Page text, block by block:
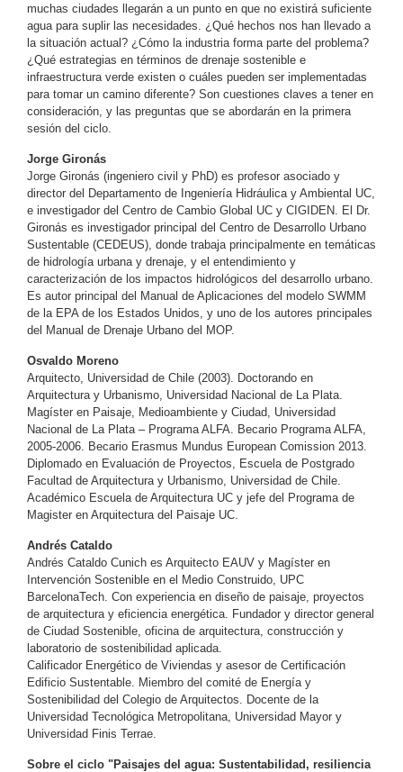
muchas ciudades llegarán a un punto en que no existirá suficiente
agua para suplir las necesidades. ¿Qué hechos nos han llevado a
la situación actual? ¿Cómo la industria forma parte del problema?
¿Qué estrategias en términos de drenaje sostenible e
infraestructura verde existen o cuáles pueden ser implementadas
para tomar un camino diferente? Son cuestiones claves a tener en
consideración, y las preguntas que se abordarán en la primera
sesión del ciclo.
Jorge Gironás
Jorge Gironás (ingeniero civil y PhD) es profesor asociado y
director del Departamento de Ingeniería Hidráulica y Ambiental UC,
e investigador del Centro de Cambio Global UC y CIGIDEN. El Dr.
Gironás es investigador principal del Centro de Desarrollo Urbano
Sustentable (CEDEUS), donde trabaja principalmente en temáticas
de hidrología urbana y drenaje, y el entendimiento y
caracterización de los impactos hidrológicos del desarrollo urbano.
Es autor principal del Manual de Aplicaciones del modelo SWMM
de la EPA de los Estados Unidos, y uno de los autores principales
del Manual de Drenaje Urbano del MOP.
Osvaldo Moreno
Arquitecto, Universidad de Chile (2003). Doctorando en
Arquitectura y Urbanismo, Universidad Nacional de La Plata.
Magíster en Paisaje, Medioambiente y Ciudad, Universidad
Nacional de La Plata – Programa ALFA. Becario Programa ALFA,
2005-2006. Becario Erasmus Mundus European Comission 2013.
Diplomado en Evaluación de Proyectos, Escuela de Postgrado
Facultad de Arquitectura y Urbanismo, Universidad de Chile.
Académico Escuela de Arquitectura UC y jefe del Programa de
Magister en Arquitectura del Paisaje UC.
Andrés Cataldo
Andrés Cataldo Cunich es Arquitecto EAUV y Magíster en
Intervención Sostenible en el Medio Construido, UPC
BarcelonaTech. Con experiencia en diseño de paisaje, proyectos
de arquitectura y eficiencia energética. Fundador y director general
de Ciudad Sostenible, oficina de arquitectura, construcción y
laboratorio de sostenibilidad aplicada.
Calificador Energético de Viviendas y asesor de Certificación
Edificio Sustentable. Miembro del comité de Energía y
Sostenibilidad del Colegio de Arquitectos. Docente de la
Universidad Tecnológica Metropolitana, Universidad Mayor y
Universidad Finis Terrae.
Sobre el ciclo "Paisajes del agua: Sustentabilidad, resiliencia